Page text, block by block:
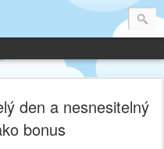
den a nesnesitelný
bonus